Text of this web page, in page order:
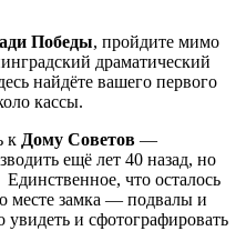
Победы, пройдите мимо
драматический
найдёте вашего первого
кассы.
к Дому Советов —
ещё лет 40 назад, но
что осталось
месте замка — подвалы и
увидеть и сфотографировать